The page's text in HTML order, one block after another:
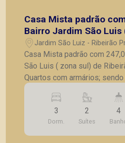
Casa Mista padrão
Bairro Jardim São Luis
Ribeirão Preto SP
Jardim São Luiz - Ribeirão
Casa Mista padrão com
São Luis ( zona sul) de Ribeirão
Quartos com armários;
social; - Sala ampla; -
Jardim de inverno, - quintal
em armários; - 04 vagas de garagem.
tem como objetivo atender
agilidade e segurança, em
3
Dorm.
2
Suítes
4